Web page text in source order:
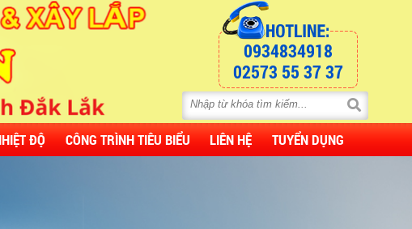
0934834918
02573 55 37 37
ĐỘ CÔNG TRÌNH TIÊU BIỂU LIÊN HỆ TUYỂN DỤNG